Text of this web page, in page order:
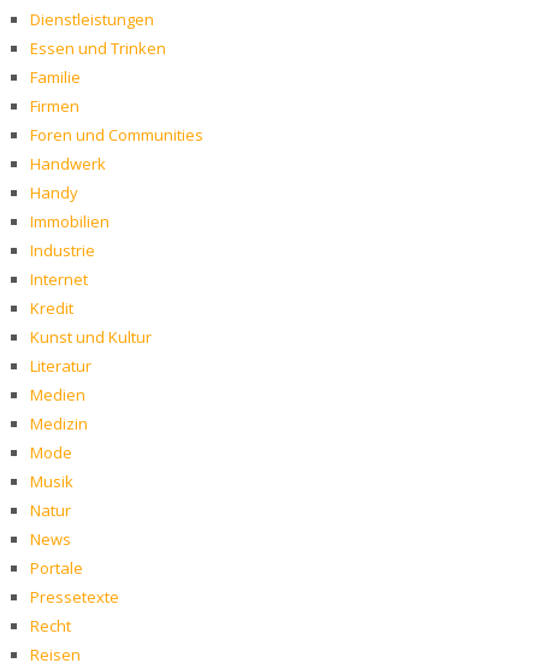
Dienstleistungen
Essen und Trinken
Familie
Firmen
Foren und Communities
Handwerk
Handy
Immobilien
Industrie
Internet
Kredit
Kunst und Kultur
Literatur
Medien
Medizin
Mode
Musik
Natur
News
Portale
Pressetexte
Recht
Reisen